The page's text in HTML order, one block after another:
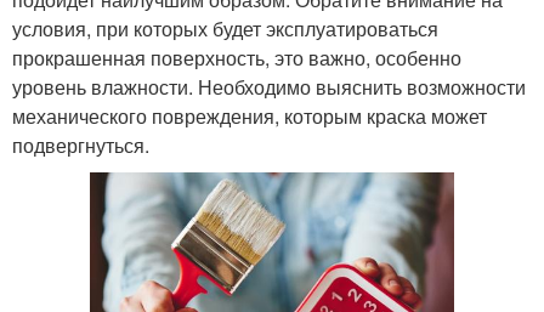
условия, при которых будет эксплуатироваться
прокрашенная поверхность, это важно, особенно
уровень влажности. Необходимо выяснить возможности
механического повреждения, которым краска может
подвергнуться.